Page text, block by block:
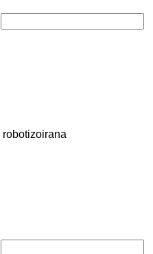
robotizoirana